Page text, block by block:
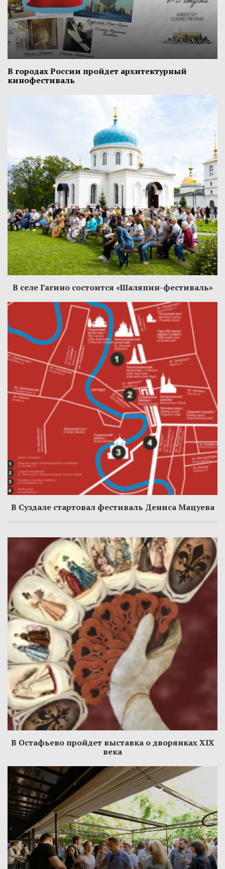
В городах России пройдет архитектурный
кинофестиваль
В селе Гагино состоится «Шаляпин-фестиваль»
В Суздале стартовал фестиваль Дениса Мацуева
В Остафьево пройдет выставка о дворянках XIX
века